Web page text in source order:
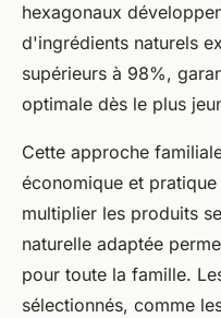
hexagonaux
d'ingrédients naturels
supérieurs à 98%,
optimale dès le plus
Cette approche
économique et
multiplier les produits
naturelle adaptée
pour toute la famille.
sélectionnés, comme